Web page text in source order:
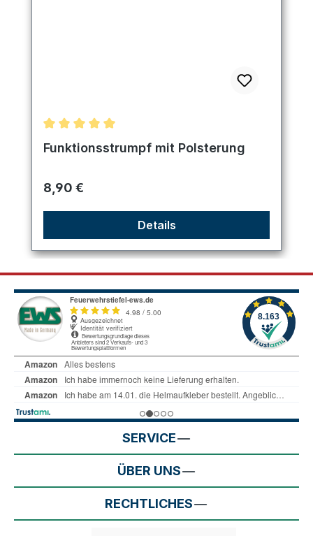
Durchschnittliche Bewertung von 5 von 5 Sternen
Funktionsstrumpf mit Polsterung
Regulärer Preis:
8,90 €
Details
SERVICE
ÜBER UNS
RECHTLICHES